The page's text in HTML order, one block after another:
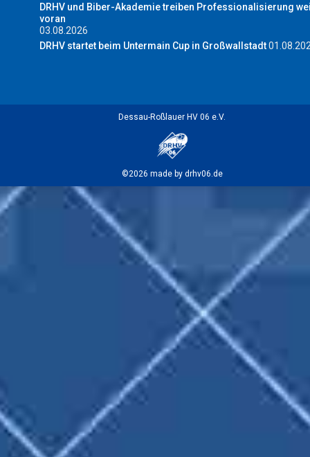
DRHV und Biber-Akademie treiben Professionalisierung
voran
03.08.2026
DRHV startet beim Untermain Cup in Großwallstadt
Dessau-Roßlauer HV 06 e.V.
©2026 made by drhv06.de